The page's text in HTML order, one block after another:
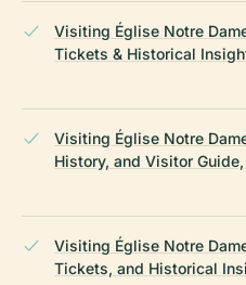
Visiting Église Notre
Tickets & Historical
Visiting Église Notre
History, and Visitor
Visiting Église Notre
Tickets, and Historical